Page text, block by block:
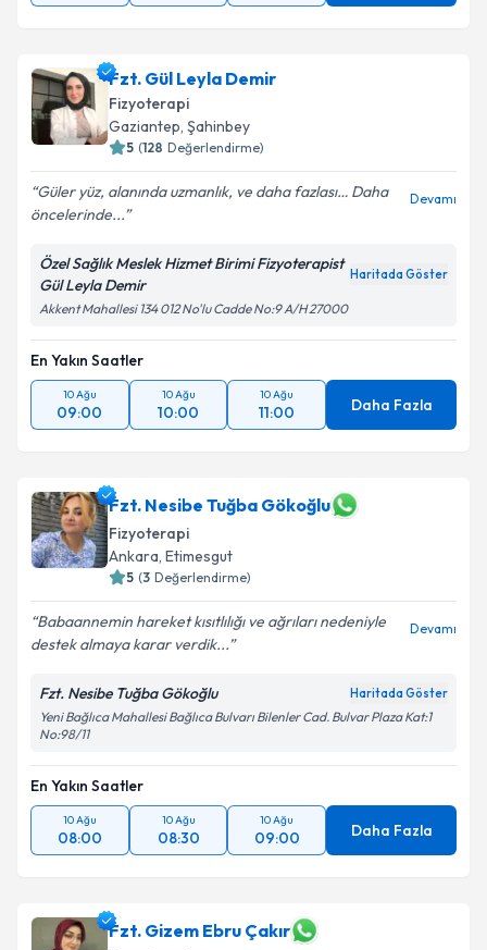
Fzt. Gül Leyla Demir
Fizyoterapi
Gaziantep, Şahinbey
5 (128 Değerlendirme)
Güler yüz, alanında uzmanlık, ve daha fazlası… Daha
öncelerinde...
Devamı
Özel Sağlık Meslek Hizmet Birimi Fizyoterapist
Gül Leyla Demir
Haritada Göster
Akkent Mahallesi 134 012 No'lu Cadde No:9 A/H 27000
En Yakın Saatler
10 Ağu
09:00
10 Ağu
10:00
10 Ağu
11:00 Daha Fazla
Fzt. Nesibe Tuğba Gökoğlu
Fizyoterapi
Ankara, Etimesgut
5 (3 Değerlendirme)
Babaannemin hareket kısıtlılığı ve ağrıları nedeniyle
destek almaya karar verdik...
Devamı
Fzt. Nesibe Tuğba Gökoğlu Haritada Göster
Yeni Bağlıca Mahallesi Bağlıca Bulvarı Bilenler Cad. Bulvar Plaza Kat:1
No:98/11
En Yakın Saatler
10 Ağu
08:00
10 Ağu
08:30
10 Ağu
09:00 Daha Fazla
Fzt. Gizem Ebru Çakır